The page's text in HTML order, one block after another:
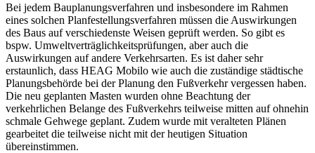
Bei jedem Bauplanungsverfahren und insbesondere im Rahmen
eines solchen Planfestellungsverfahren müssen die Auswirkungen
des Baus auf verschiedenste Weisen geprüft werden. So gibt es
bspw. Umweltverträglichkeitsprüfungen, aber auch die
Auswirkungen auf andere Verkehrsarten. Es ist daher sehr
erstaunlich, dass HEAG Mobilo wie auch die zuständige städtische
Planungsbehörde bei der Planung den Fußverkehr vergessen haben.
Die neu geplanten Masten wurden ohne Beachtung der
verkehrlichen Belange des Fußverkehrs teilweise mitten auf ohnehin
schmale Gehwege geplant. Zudem wurde mit veralteten Plänen
gearbeitet die teilweise nicht mit der heutigen Situation
übereinstimmen.